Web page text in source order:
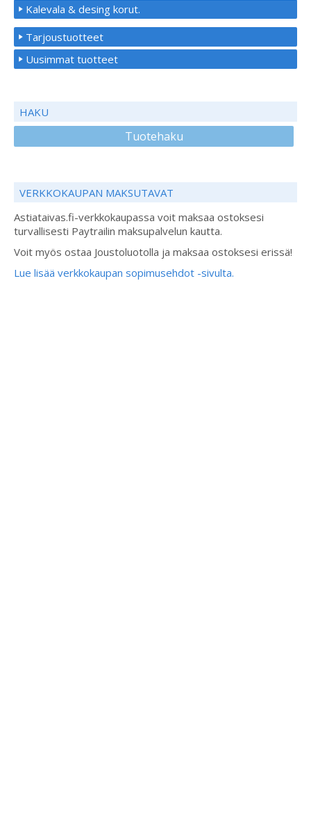
Kalevala & desing korut.
Tarjoustuotteet
Uusimmat tuotteet
HAKU
Tuotehaku
VERKKOKAUPAN MAKSUTAVAT
Astiataivas.fi-verkkokaupassa voit maksaa ostoksesi
turvallisesti Paytrailin maksupalvelun kautta.
Voit myös ostaa Joustoluotolla ja maksaa ostoksesi erissä!
Lue lisää verkkokaupan sopimusehdot -sivulta.